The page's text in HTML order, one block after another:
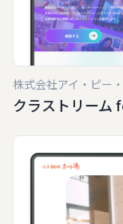
クラストリーム
株式会社アイ・ピー